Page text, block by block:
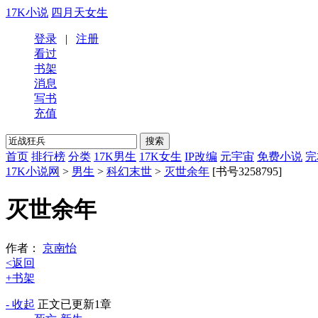
17K小说 四月天女生
登录 | 注册
看过
书架
消息
写书
充值
首页 排行榜 分类 17K男生 17K女生 IP改编 元宇宙 免费小说
17K小说网 > 男生 > 科幻末世 > 灭世余年 [书号3258795]
灭世余年
作者： 京南怡
<返回
+书架
- 收起 正文已更新1章